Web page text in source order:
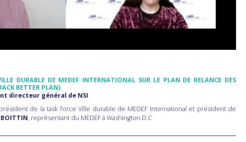
DURABLE DE MEDEF INTERNATIONAL SUR LE PLAN DE RELANCE DES
BETTER PLAN)
directeur général de NSI
président de la task force Ville durable de MEDEF International et président de
, représentant du MEDEF à Washington D.C